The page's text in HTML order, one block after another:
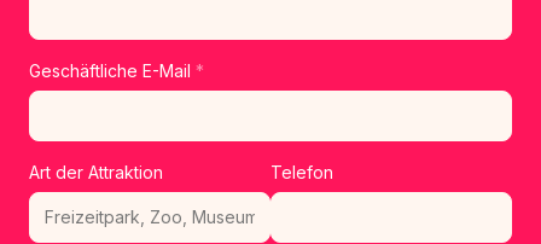
Geschäftliche E-Mail *
Art der Attraktion Telefon